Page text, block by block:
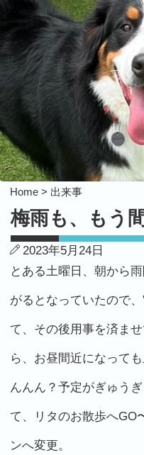
Home > 出来事
梅雨も、もう
2023年5月24日
とある土曜日、朝から
がるとなっていたので
て、その後用事を済ま
ら、お昼間近になっても
んんん？予定がぎゅう
て、リタのお散歩へGO
ンへ変更。